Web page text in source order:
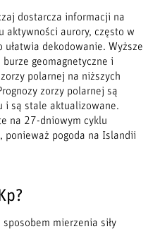
dostarcza informacji na
aktywności aurory, często w
dekodowanie. Wyższe
geomagnetyczne i
polarnej na niższych
zorzy polarnej są
i są stale aktualizowane.
na 27-dniowym cyklu
ponieważ pogoda na Islandii
mierzenia siły